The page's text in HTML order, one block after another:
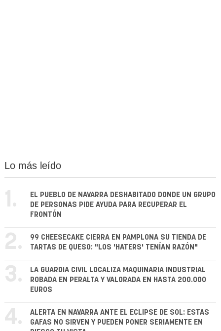
Lo más leído
1.
EL PUEBLO DE NAVARRA DESHABITADO DONDE UN GRUPO
DE PERSONAS PIDE AYUDA PARA RECUPERAR EL
FRONTÓN
2.
99 CHEESECAKE CIERRA EN PAMPLONA SU TIENDA DE
TARTAS DE QUESO: "LOS 'HATERS' TENÍAN RAZÓN"
3.
LA GUARDIA CIVIL LOCALIZA MAQUINARIA INDUSTRIAL
ROBADA EN PERALTA Y VALORADA EN HASTA 200.000
EUROS
4.
ALERTA EN NAVARRA ANTE EL ECLIPSE DE SOL: ESTAS
GAFAS NO SIRVEN Y PUEDEN PONER SERIAMENTE EN